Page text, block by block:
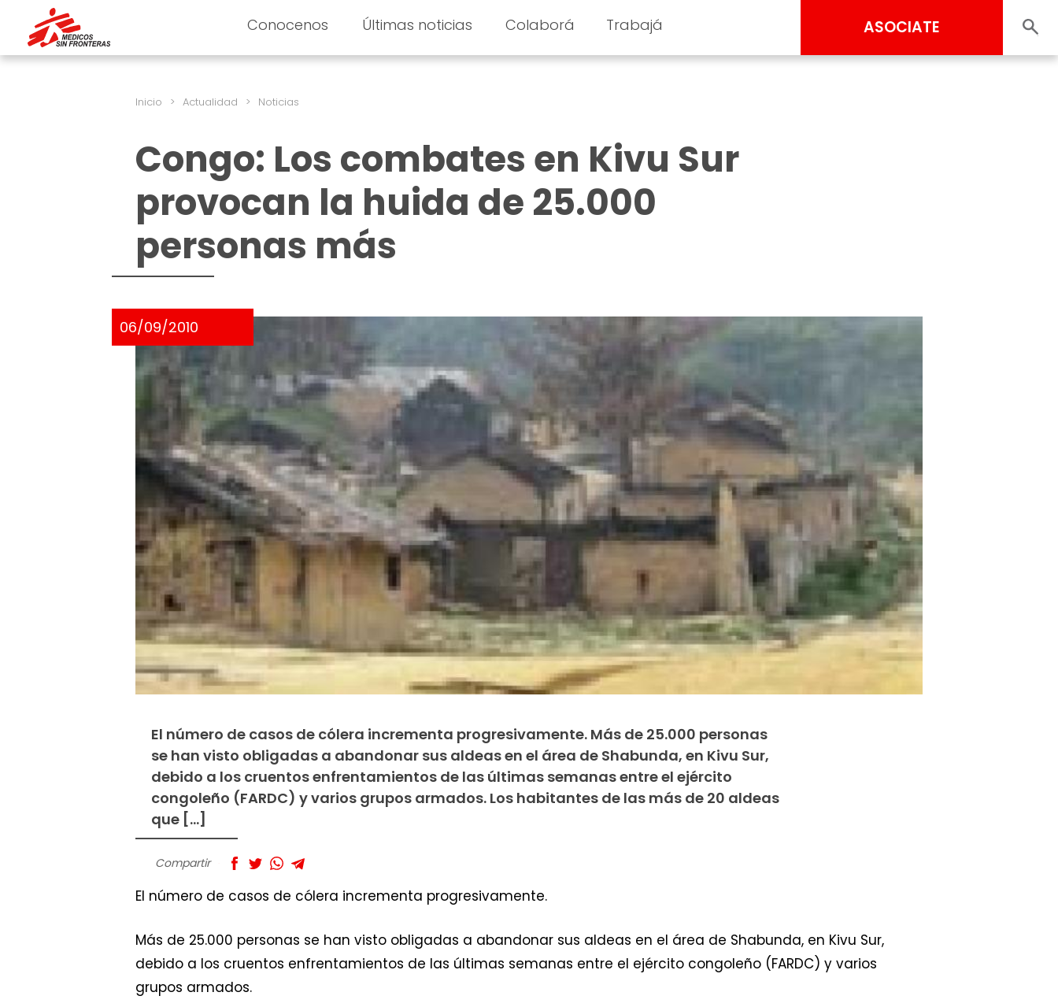
Conocenos Últimas noticias Colaborá Trabajá ASOCIATE
Inicio > Actualidad > Noticias
Congo: Los combates en Kivu Sur
provocan la huida de 25.000
personas más
06/09/2010
El número de casos de cólera incrementa progresivamente. Más de 25.000 personas
se han visto obligadas a abandonar sus aldeas en el área de Shabunda, en Kivu Sur,
debido a los cruentos enfrentamientos de las últimas semanas entre el ejército
congoleño (FARDC) y varios grupos armados. Los habitantes de las más de 20 aldeas
que […]
Compartir
El número de casos de cólera incrementa progresivamente.
Más de 25.000 personas se han visto obligadas a abandonar sus aldeas en el área de Shabunda, en Kivu Sur,
debido a los cruentos enfrentamientos de las últimas semanas entre el ejército congoleño (FARDC) y varios
grupos armados.